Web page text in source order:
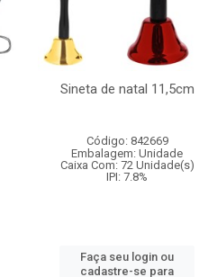
Sineta de natal 11,5cm
Código: 842669
Embalagem: Unidade
Caixa Com: 72 Unidade(s)
IPI: 7.8%
Faça seu login ou
cadastre-se para